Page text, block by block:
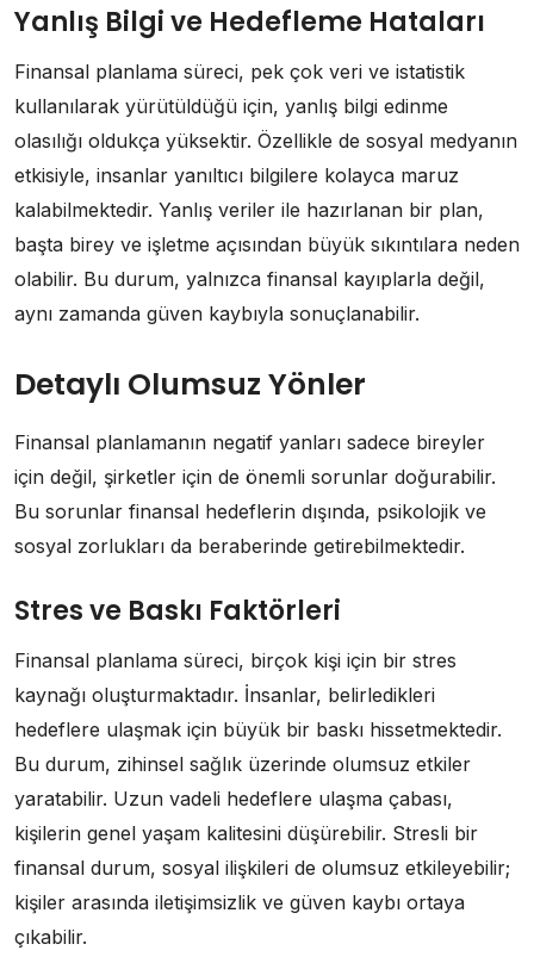
Yanlış Bilgi ve Hedefleme Hataları
Finansal planlama süreci, pek çok veri ve istatistik
kullanılarak yürütüldüğü için, yanlış bilgi edinme
olasılığı oldukça yüksektir. Özellikle de sosyal medyanın
etkisiyle, insanlar yanıltıcı bilgilere kolayca maruz
kalabilmektedir. Yanlış veriler ile hazırlanan bir plan,
başta birey ve işletme açısından büyük sıkıntılara neden
olabilir. Bu durum, yalnızca finansal kayıplarla değil,
aynı zamanda güven kaybıyla sonuçlanabilir.
Detaylı Olumsuz Yönler
Finansal planlamanın negatif yanları sadece bireyler
için değil, şirketler için de önemli sorunlar doğurabilir.
Bu sorunlar finansal hedeflerin dışında, psikolojik ve
sosyal zorlukları da beraberinde getirebilmektedir.
Stres ve Baskı Faktörleri
Finansal planlama süreci, birçok kişi için bir stres
kaynağı oluşturmaktadır. İnsanlar, belirledikleri
hedeflere ulaşmak için büyük bir baskı hissetmektedir.
Bu durum, zihinsel sağlık üzerinde olumsuz etkiler
yaratabilir. Uzun vadeli hedeflere ulaşma çabası,
kişilerin genel yaşam kalitesini düşürebilir. Stresli bir
finansal durum, sosyal ilişkileri de olumsuz etkileyebilir;
kişiler arasında iletişimsizlik ve güven kaybı ortaya
çıkabilir.